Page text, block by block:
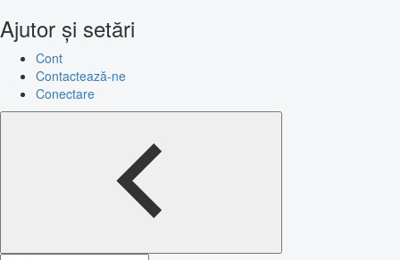
Ajutor și setări
Cont
Contactează-ne
Conectare